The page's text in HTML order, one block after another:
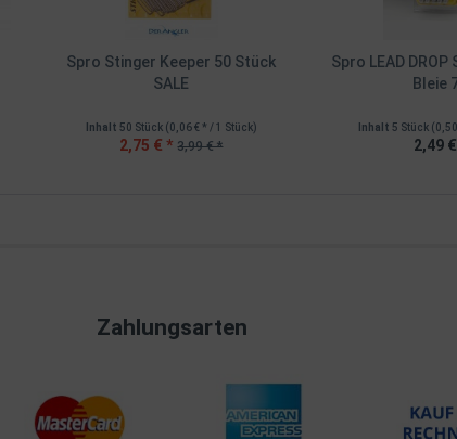
Spro Stinger Keeper 50 Stück
SALE
Inhalt 50 Stück (0,06 € * / 1 Stück)
2,75 € * 3,99 € *
Spro LEAD DROP
Bleie
Inhalt 5 Stück
2,49
Zahlungsarten